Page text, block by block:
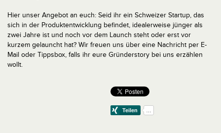
Hier unser Angebot an euch: Seid ihr ein Schweizer Startup, das
sich in der Produktentwicklung befindet, idealerweise jünger als
zwei Jahre ist und noch vor dem Launch steht oder erst vor
kurzem gelauncht hat? Wir freuen uns über eine Nachricht per E-
Mail oder Tippsbox, falls ihr eure Gründerstory bei uns erzählen
wollt.